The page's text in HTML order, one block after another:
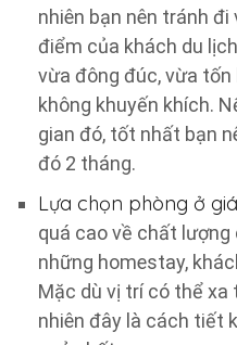
nhiên bạn nên tránh
điểm của khách du
vừa đông đúc, vừa tốn
không khuyến khích.
gian đó, tốt nhất bạn
đó 2 tháng.
Lựa chọn phòng ở
quá cao về chất lượng
những homestay,
Mặc dù vị trí có thể
nhiên đây là cách tiết